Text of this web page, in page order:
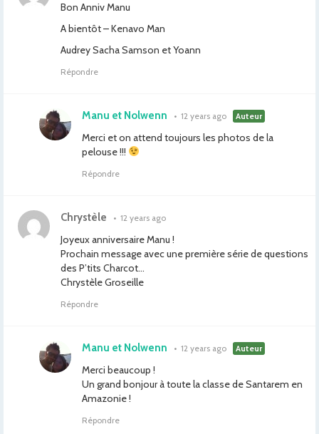
Bon Anniv Manu
A bientôt – Kenavo Man
Audrey Sacha Samson et Yoann
Répondre
Manu et Nolwenn • 12 years ago Auteur
Merci et on attend toujours les photos de la
pelouse !!!
Répondre
Chrystèle • 12 years ago
Joyeux anniversaire Manu !
Prochain message avec une première série de questions
des P’tits Charcot…
Chrystèle Groseille
Répondre
Manu et Nolwenn • 12 years ago Auteur
Merci beaucoup !
Un grand bonjour à toute la classe de Santarem en
Amazonie !
Répondre